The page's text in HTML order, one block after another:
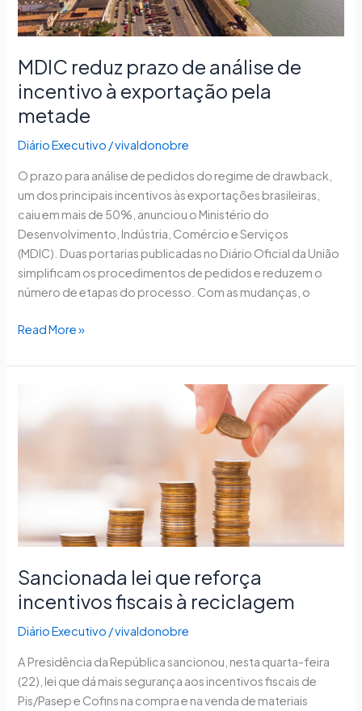
MDIC reduz prazo de análise de
incentivo à exportação pela
metade
Diário Executivo /vivaldonobre
O prazo para análise de pedidos do regime de drawback,
um dos principais incentivos às exportações brasileiras,
caiu em mais de 50%, anunciou o Ministério do
Desenvolvimento, Indústria, Comércio e Serviços
(MDIC). Duas portarias publicadas no Diário Oficial da União
simplificam os procedimentos de pedidos e reduzem o
número de etapas do processo. Com as mudanças, o
metade
Read More »
Sancionada lei que reforça
incentivos fiscais à reciclagem
Diário Executivo /vivaldonobre
A Presidência da República sancionou, nesta quarta-feira
(22), lei que dá mais segurança aos incentivos fiscais de
Pis/Pasep e Cofins na compra e na venda de materiais
que
fiscais
reciclagem